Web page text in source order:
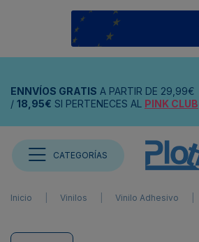
ENNVÍOS GRATIS A PARTIR DE 29,99€
/ 18,95€ SI PERTENECES AL PINK CLUB
CATEGORÍAS
Inicio Vinilos Vinilo Adhesivo